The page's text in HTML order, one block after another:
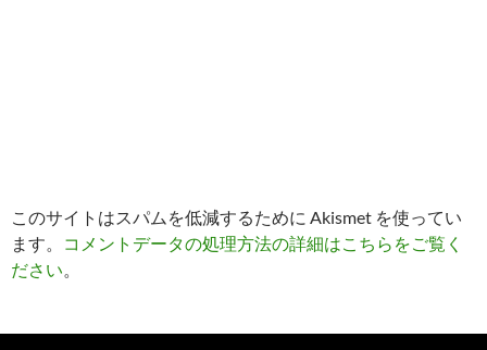
このサイトはスパムを低減するために Akismet を使ってい
ます。
コメントデータの処理方法の詳細はこちらをご覧く
ださい。